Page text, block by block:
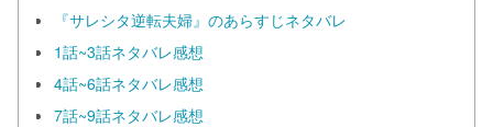
『サレシタ逆転夫婦』のあらすじネタバレ
1話~3話ネタバレ感想
4話~6話ネタバレ感想
7話~9話ネタバレ感想